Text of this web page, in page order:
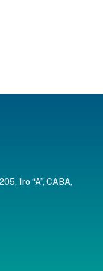
1ro “A”, CABA,